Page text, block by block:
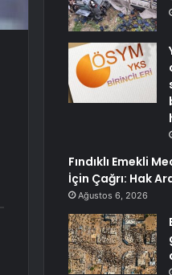
Fındıklı Emekli
İçin Çağrı: Hak
Ağustos 6, 2026